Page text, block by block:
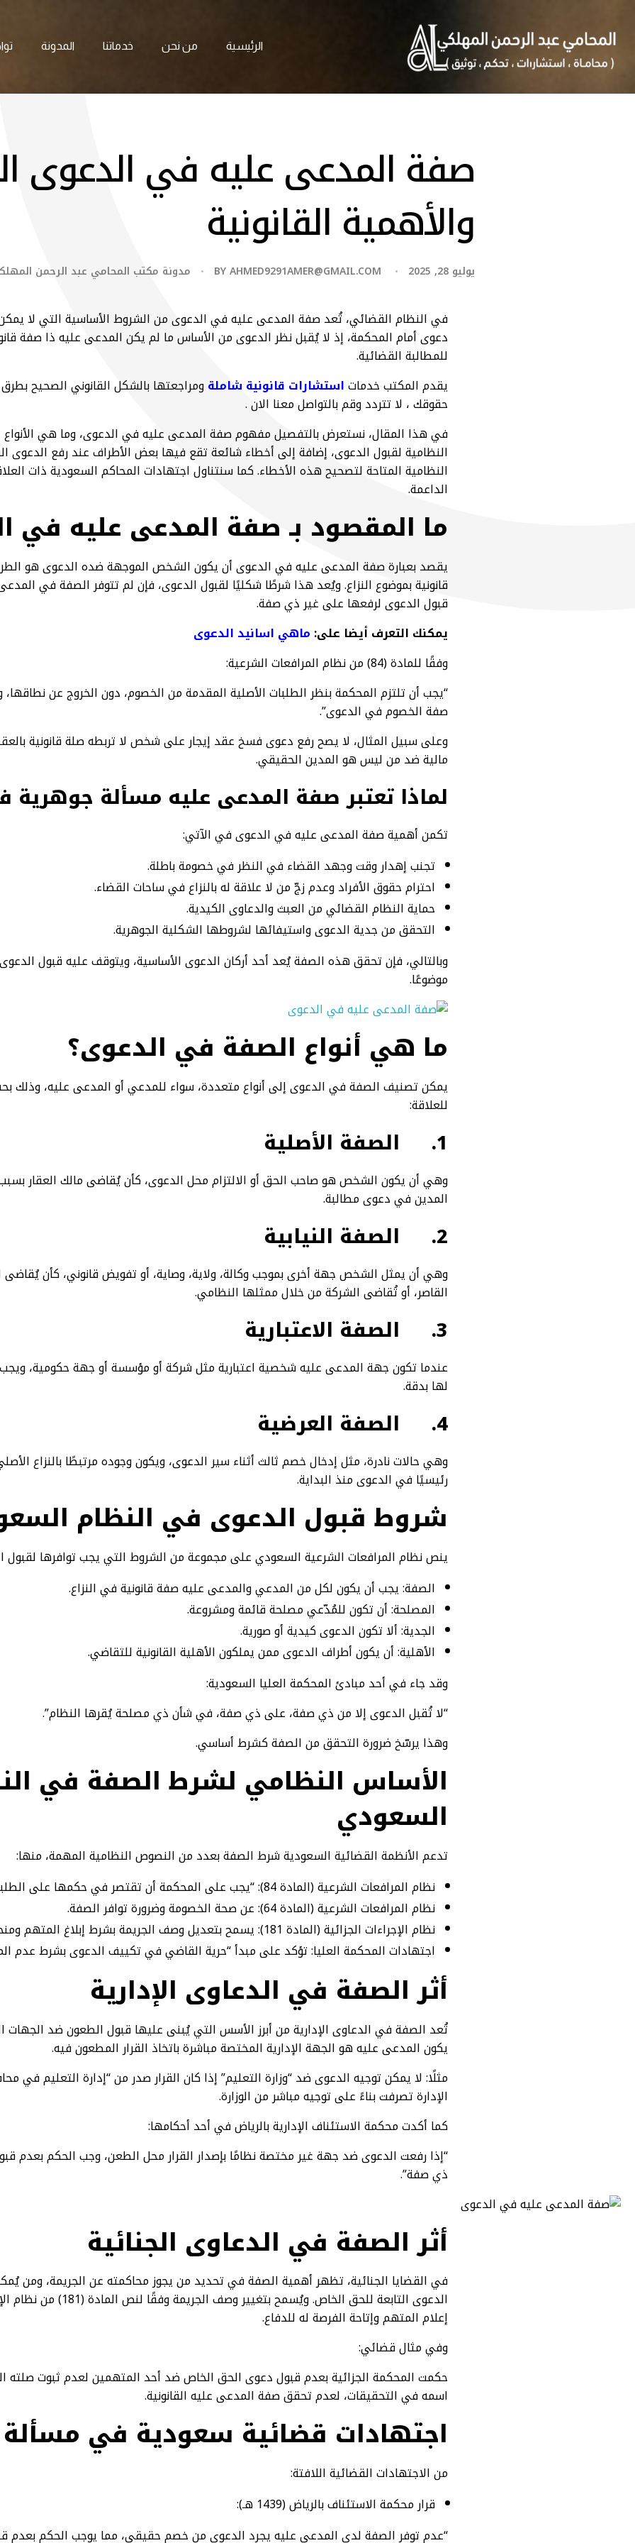
الرئيسية من نحن خدماتنا المدونة
صفة المدعى عليه في الدعوى
والأهمية القانونية
يوليو 28, 2025 BYAHMED9291AMER@GMAIL.COM مدونة مكتب المحامي عبد الرحمن
في النظام القضائي، تُعد صفة المدعى عليه في الدعوى من الشروط الأساسية التي لا
دعوى أمام المحكمة، إذ لا يُقبل نظر الدعوى من الأساس ما لم يكن المدعى عليه ذا صفة
للمطالبة القضائية.
يقدم المكتب خدماتاستشارات قانونية شاملة ومراجعتها بالشكل القانوني الصحيح
حقوقك ، لا تتردد وقم بالتواصل معنا الان .
في هذا المقال، نستعرض بالتفصيل مفهوم صفة المدعى عليه في الدعوى، وما هي الأنواع
النظامية لقبول الدعوى، إضافة إلى أخطاء شائعة تقع فيها بعض الأطراف عند رفع الدعوى
النظامية المتاحة لتصحيح هذه الأخطاء. كما سنتناول اجتهادات المحاكم السعودية ذات
الداعمة.
ما المقصود بـ صفة المدعى عليه في
يقصد بعبارة صفة المدعى عليه في الدعوى أن يكون الشخص الموجهة ضده الدعوى هو
قانونية بموضوع النزاع. ويُعد هذا شرطًا شكليًا لقبول الدعوى، فإن لم تتوفر الصفة في
قبول الدعوى لرفعها على غير ذي صفة.
يمكنك التعرف أيضا على: ماهي اسانيد الدعوى
وفقًا للمادة (84) من نظام المرافعات الشرعية:
“يجب أن تلتزم المحكمة بنظر الطلبات الأصلية المقدمة من الخصوم، دون الخروج عن
صفة الخصوم في الدعوى”.
وعلى سبيل المثال، لا يصح رفع دعوى فسخ عقد إيجار على شخص لا تربطه صلة قانونية
مالية ضد من ليس هو المدين الحقيقي.
لماذا تعتبر صفة المدعى عليه مسألة جوهرية
تكمن أهمية صفة المدعى عليه في الدعوى في الآتي:
تجنب إهدار وقت وجهد القضاء في النظر في خصومة باطلة.
احترام حقوق الأفراد وعدم زجّ من لا علاقة له بالنزاع في ساحات القضاء.
حماية النظام القضائي من العبث والدعاوى الكيدية.
التحقق من جدية الدعوى واستيفائها لشروطها الشكلية الجوهرية.
وبالتالي، فإن تحقق هذه الصفة يُعد أحد أركان الدعوى الأساسية، ويتوقف عليه قبول
موضوعًا.
ما هي أنواع الصفة في الدعوى؟
يمكن تصنيف الصفة في الدعوى إلى أنواع متعددة، سواء للمدعي أو المدعى عليه، وذلك
للعلاقة:
1. الصفة الأصلية
وهي أن يكون الشخص هو صاحب الحق أو الالتزام محل الدعوى، كأن يُقاضى مالك العقار
المدين في دعوى مطالبة.
2. الصفة النيابية
وهي أن يمثل الشخص جهة أخرى بموجب وكالة، ولاية، وصاية، أو تفويض قانوني، كأن
القاصر، أو تُقاضى الشركة من خلال ممثلها النظامي.
3. الصفة الاعتبارية
عندما تكون جهة المدعى عليه شخصية اعتبارية مثل شركة أو مؤسسة أو جهة حكومية، ويجب
لها بدقة.
4. الصفة العرضية
وهي حالات نادرة، مثل إدخال خصم ثالث أثناء سير الدعوى، ويكون وجوده مرتبطًا بالنزاع
رئيسيًا في الدعوى منذ البداية.
شروط قبول الدعوى في النظام
ينص نظام المرافعات الشرعية السعودي على مجموعة من الشروط التي يجب توافرها لقبول
الصفة: يجب أن يكون لكل من المدعي والمدعى عليه صفة قانونية في النزاع.
المصلحة: أن تكون للمُدّعي مصلحة قائمة ومشروعة.
الجدية: ألا تكون الدعوى كيدية أو صورية.
الأهلية: أن يكون أطراف الدعوى ممن يملكون الأهلية القانونية للتقاضي.
وقد جاء في أحد مبادئ المحكمة العليا السعودية:
“لا تُقبل الدعوى إلا من ذي صفة، على ذي صفة، في شأن ذي مصلحة يُقرها النظام”.
وهذا يرسّخ ضرورة التحقق من الصفة كشرط أساسي.
الأساس النظامي لشرط الصفة في
السعودي
تدعم الأنظمة القضائية السعودية شرط الصفة بعدد من النصوص النظامية المهمة، منها:
نظام المرافعات الشرعية (المادة 84): “يجب على المحكمة أن تقتصر في حكمها على الطلبات التي قدمت لها”.
نظام المرافعات الشرعية (المادة 64): عن صحة الخصومة وضرورة توافر الصفة.
نظام الإجراءات الجزائية (المادة 181): يسمح بتعديل وصف الجريمة بشرط إبلاغ المتهم ومنحه فرصة للدفاع.
اجتهادات المحكمة العليا: تؤكد على مبدأ “حرية القاضي في تكييف الدعوى بشرط عدم
أثر الصفة في الدعاوى الإدارية
تُعد الصفة في الدعاوى الإدارية من أبرز الأسس التي يُبنى عليها قبول الطعون ضد
يكون المدعى عليه هو الجهة الإدارية المختصة مباشرة باتخاذ القرار المطعون فيه.
مثلًا: لا يمكن توجيه الدعوى ضد “وزارة التعليم” إذا كان القرار صدر من “إدارة التعليم في
الإدارة تصرفت بناءً على توجيه مباشر من الوزارة.
كما أكدت محكمة الاستئناف الإدارية بالرياض في أحد أحكامها:
“إذا رفعت الدعوى ضد جهة غير مختصة نظامًا بإصدار القرار محل الطعن، وجب الحكم بعدم
ذي صفة”.
أثر الصفة في الدعاوى الجنائية
في القضايا الجنائية، تظهر أهمية الصفة في تحديد من يجوز محاكمته عن الجريمة، ومن
الدعوى التابعة للحق الخاص. ويُسمح
إعلام المتهم وإتاحة الفرصة له للدفاع.
وفي مثال قضائي:
حكمت المحكمة الجزائية بعدم قبول دعوى الحق الخاص ضد أحد المتهمين لعدم ثبوت صلته
اسمه في التحقيقات، لعدم تحقق صفة المدعى عليه القانونية.
اجتهادات قضائية سعودية في
من الاجتهادات القضائية اللافتة:
قرار محكمة الاستئناف بالرياض (1439 هـ):
“عدم توفر الصفة لدى المدعى عليه يجرد الدعوى من خصم حقيقي، مما يوجب الحكم بعدم